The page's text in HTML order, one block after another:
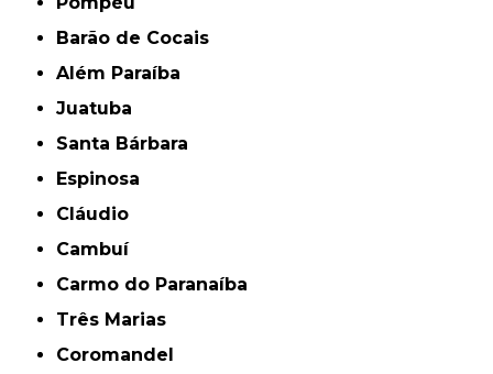
Barão de Cocais
Além Paraíba
Juatuba
Santa Bárbara
Espinosa
Cláudio
Cambuí
Carmo do Paranaíba
Três Marias
Coromandel